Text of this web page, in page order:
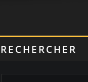
RECHERCHER